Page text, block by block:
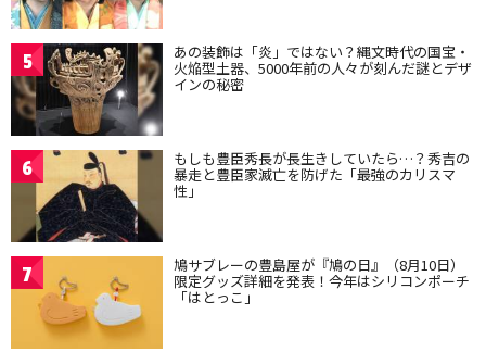
5 あの装飾は「炎」ではない？縄文時代の国宝・
火焔型土器、5000年前の人々が刻んだ謎とデザ
インの秘密
6 もしも豊臣秀長が長生きしていたら…？秀吉の
暴走と豊臣家滅亡を防げた「最強のカリスマ
性」
7 鳩サブレーの豊島屋が『鳩の日』（8月10日）
限定グッズ詳細を発表！今年はシリコンポーチ
「はとっこ」